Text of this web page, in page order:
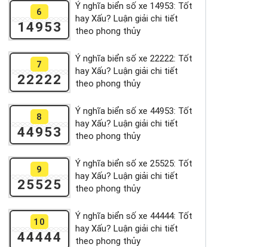
6
14953
Ý nghĩa biển số xe 14953: Tốt
hay Xấu? Luận giải chi tiết
theo phong thủy
7
22222
Ý nghĩa biển số xe 22222: Tốt
hay Xấu? Luận giải chi tiết
theo phong thủy
8
44953
Ý nghĩa biển số xe 44953: Tốt
hay Xấu? Luận giải chi tiết
theo phong thủy
9
25525
Ý nghĩa biển số xe 25525: Tốt
hay Xấu? Luận giải chi tiết
theo phong thủy
10
44444
Ý nghĩa biển số xe 44444: Tốt
hay Xấu? Luận giải chi tiết
theo phong thủy